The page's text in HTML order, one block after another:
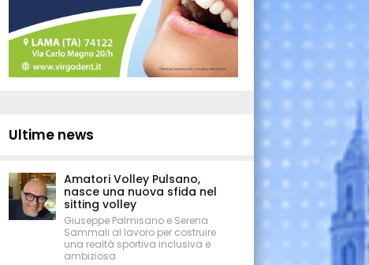
Ultime news
Amatori Volley Pulsano,
nasce una nuova sfida nel
sitting volley
Giuseppe Palmisano e Serena
Sammali al lavoro per costruire
una realtà sportiva inclusiva e
ambiziosa